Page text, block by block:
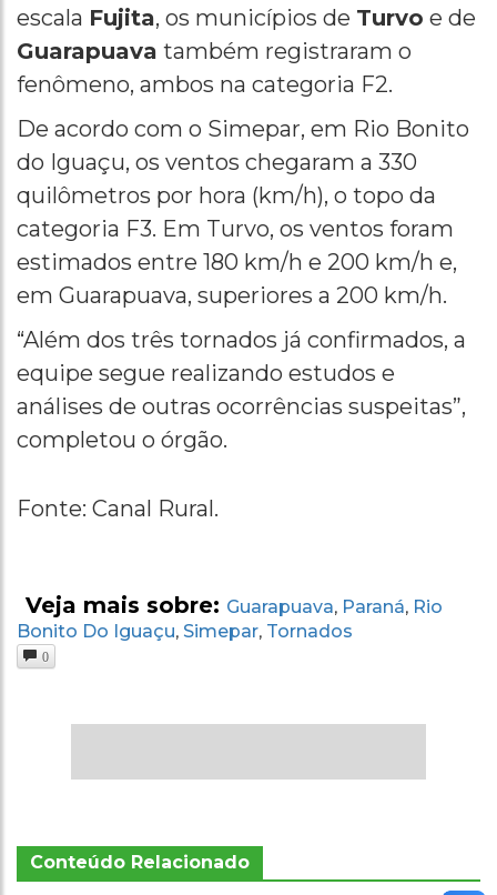
escala Fujita, os municípios de Turvo e de
Guarapuava também registraram o
fenômeno, ambos na categoria F2.
De acordo com o Simepar, em Rio Bonito
do Iguaçu, os ventos chegaram a 330
quilômetros por hora (km/h), o topo da
categoria F3. Em Turvo, os ventos foram
estimados entre 180 km/h e 200 km/h e,
em Guarapuava, superiores a 200 km/h.
“Além dos três tornados já confirmados, a
equipe segue realizando estudos e
análises de outras ocorrências suspeitas”,
completou o órgão.
Fonte: Canal Rural.
Veja mais sobre: Guarapuava, Paraná, Rio
Bonito Do Iguaçu, Simepar, Tornados
0
Conteúdo Relacionado